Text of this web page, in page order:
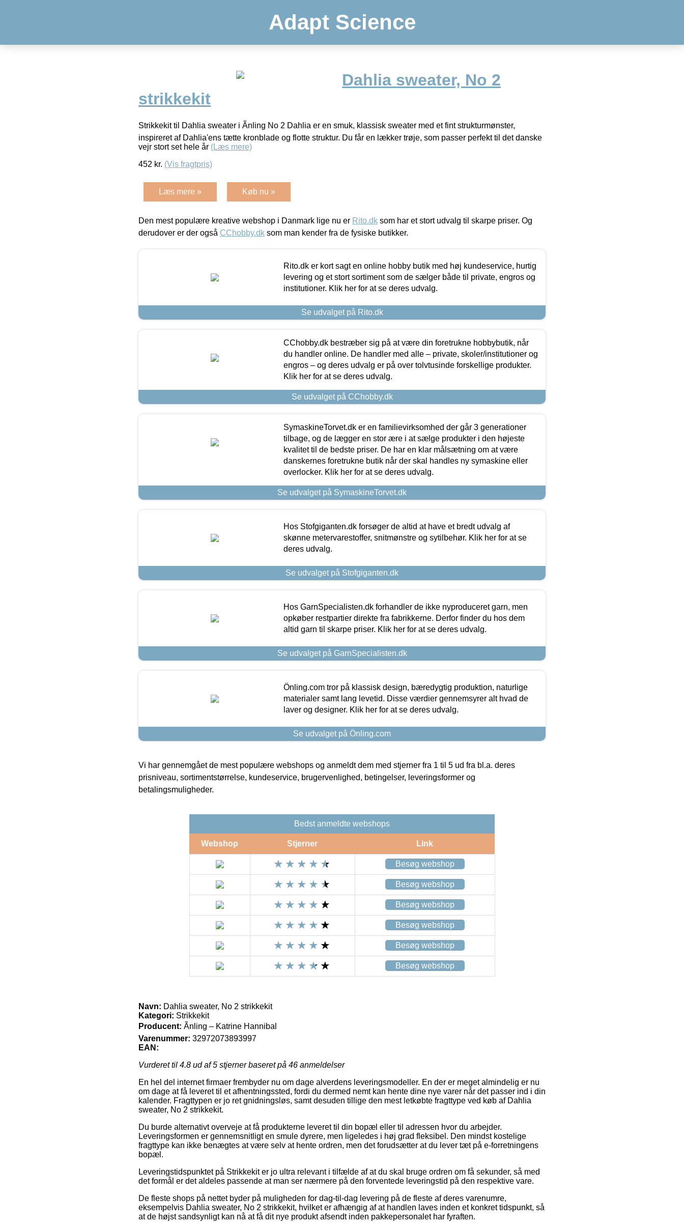
Adapt Science
Dahlia sweater, No 2
strikkekit
Strikkekit til Dahlia sweater i Ãnling No 2 Dahlia er en smuk, klassisk sweater med et fint strukturmønster,
inspireret af Dahlia'ens tætte kronblade og flotte struktur. Du får en lækker trøje, som passer perfekt til det danske
vejr stort set hele år (Læs mere)
452 kr. (Vis fragtpris)
Læs mere » Køb nu »
Den mest populære kreative webshop i Danmark lige nu er Rito.dk som har et stort udvalg til skarpe priser. Og
derudover er der også CChobby.dk som man kender fra de fysiske butikker.
Rito.dk er kort sagt en online hobby butik med høj kundeservice, hurtig
levering og et stort sortiment som de sælger både til private, engros og
institutioner. Klik her for at se deres udvalg.
Se udvalget på Rito.dk
CChobby.dk bestræber sig på at være din foretrukne hobbybutik, når
du handler online. De handler med alle – private, skoler/institutioner og
engros – og deres udvalg er på over tolvtusinde forskellige produkter.
Klik her for at se deres udvalg.
Se udvalget på CChobby.dk
SymaskineTorvet.dk er en familievirksomhed der går 3 generationer
tilbage, og de lægger en stor ære i at sælge produkter i den højeste
kvalitet til de bedste priser. De har en klar målsætning om at være
danskernes foretrukne butik når der skal handles ny symaskine eller
overlocker. Klik her for at se deres udvalg.
Se udvalget på SymaskineTorvet.dk
Hos Stofgiganten.dk forsøger de altid at have et bredt udvalg af
skønne metervarestoffer, snitmønstre og sytilbehør. Klik her for at se
deres udvalg.
Se udvalget på Stofgiganten.dk
Hos GarnSpecialisten.dk forhandler de ikke nyproduceret garn, men
opkøber restpartier direkte fra fabrikkerne. Derfor finder du hos dem
altid garn til skarpe priser. Klik her for at se deres udvalg.
Se udvalget på GarnSpecialisten.dk
Önling.com tror på klassisk design, bæredygtig produktion, naturlige
materialer samt lang levetid. Disse værdier gennemsyrer alt hvad de
laver og designer. Klik her for at se deres udvalg.
Se udvalget på Önling.com
Vi har gennemgået de mest populære webshops og anmeldt dem med stjerner fra 1 til 5 ud fra bl.a. deres
prisniveau, sortimentstørrelse, kundeservice, brugervenlighed, betingelser, leveringsformer og
betalingsmuligheder.
Bedst anmeldte webshops
Webshop Stjerner Link
Besøg webshop
Besøg webshop
Besøg webshop
Besøg webshop
Besøg webshop
Besøg webshop
Navn: Dahlia sweater, No 2 strikkekit
Kategori: Strikkekit
Producent: Ãnling – Katrine Hannibal
Varenummer: 32972073893997
EAN:
Vurderet til 4.8 ud af 5 stjerner baseret på 46 anmeldelser
En hel del internet firmaer frembyder nu om dage alverdens leveringsmodeller. En der er meget almindelig er nu
om dage at få leveret til et afhentningssted, fordi du dermed nemt kan hente dine nye varer når det passer ind i din
kalender. Fragttypen er jo ret gnidningsløs, samt desuden tillige den mest letkøbte fragttype ved køb af Dahlia
sweater, No 2 strikkekit.
Du burde alternativt overveje at få produkterne leveret til din bopæl eller til adressen hvor du arbejder.
Leveringsformen er gennemsnitligt en smule dyrere, men ligeledes i høj grad fleksibel. Den mindst kostelige
fragttype kan ikke benægtes at være selv at hente ordren, men det forudsætter at du lever tæt på e-forretningens
bopæl.
Leveringstidspunktet på Strikkekit er jo ultra relevant i tilfælde af at du skal bruge ordren om få sekunder, så med
det formål er det aldeles passende at man ser nærmere på den forventede leveringstid på den respektive vare.
De fleste shops på nettet byder på muligheden for dag-til-dag levering på de fleste af deres varenumre,
eksempelvis Dahlia sweater, No 2 strikkekit, hvilket er afhængig af at handlen laves inden et konkret tidspunkt, så
at de højst sandsynligt kan nå at få dit nye produkt afsendt inden pakkepersonalet har fyraften.